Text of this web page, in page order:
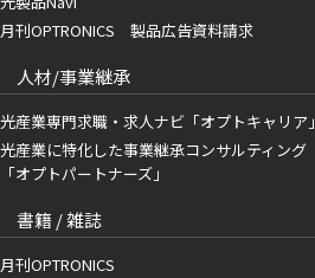
月刊OPTRONICS 製品広告資料請求
人材/事業継承
光産業専門求職・求人ナビ「オプトキャリア」
光産業に特化した事業継承コンサルティング
「オプトパートナーズ」
書籍 / 雑誌
月刊OPTRONICS